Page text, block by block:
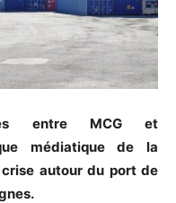
entre MCG et
médiatique de la
autour du port de